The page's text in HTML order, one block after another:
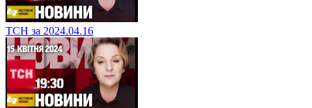
ТСН за 2024.04.16